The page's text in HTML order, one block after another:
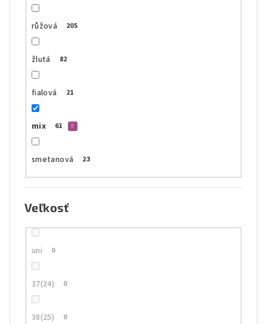
růžová 205
žlutá 82
fialová 21
mix 61
smetanová 23
Veľkosť
uni 0
37(24) 0
38(25) 0